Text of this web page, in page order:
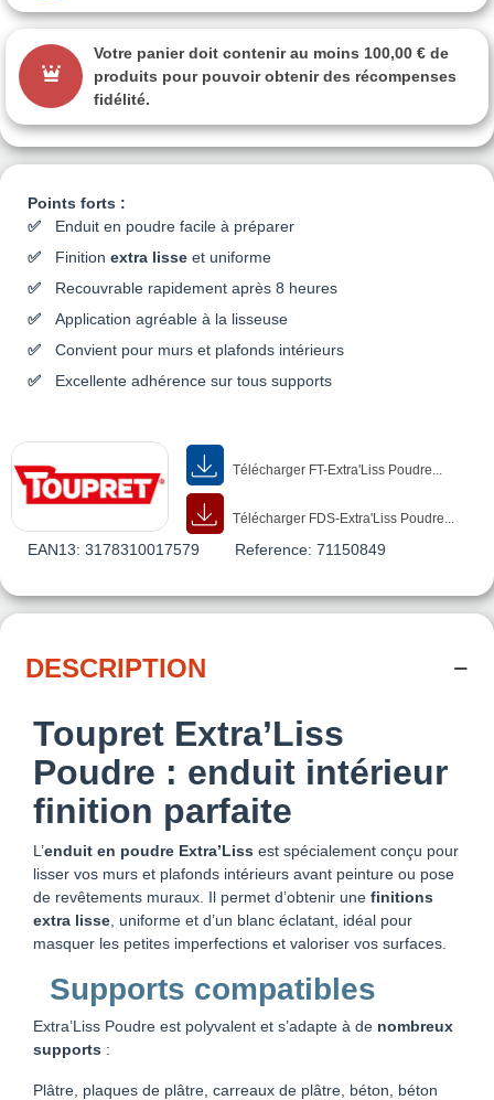
Points forts :
Enduit en poudre facile à préparer
Finition extra lisse et uniforme
Recouvrable rapidement après 8 heures
Application agréable à la lisseuse
Convient pour murs et plafonds intérieurs
Excellente adhérence sur tous supports
Télécharger FT-Extra'Liss Poudre...
Télécharger FDS-Extra'Liss Poudre...
EAN13: 3178310017579 Reference: 71150849
Votre panier doit contenir au moins 100,00 € de
produits pour pouvoir obtenir des récompenses
fidélité.
DESCRIPTION
Toupret Extra’Liss
Poudre : enduit intérieur
finition parfaite
L’enduit en poudre Extra’Liss est spécialement conçu pour
lisser vos murs et plafonds intérieurs avant peinture ou pose
de revêtements muraux. Il permet d’obtenir une finitions
extra lisse , uniforme et d’un blanc éclatant, idéal pour
masquer les petites imperfections et valoriser vos surfaces.
Supports compatibles
Extra’Liss Poudre est polyvalent et s’adapte à de nombreux
supports :
Plâtre, plaques de plâtre, carreaux de plâtre, béton, béton